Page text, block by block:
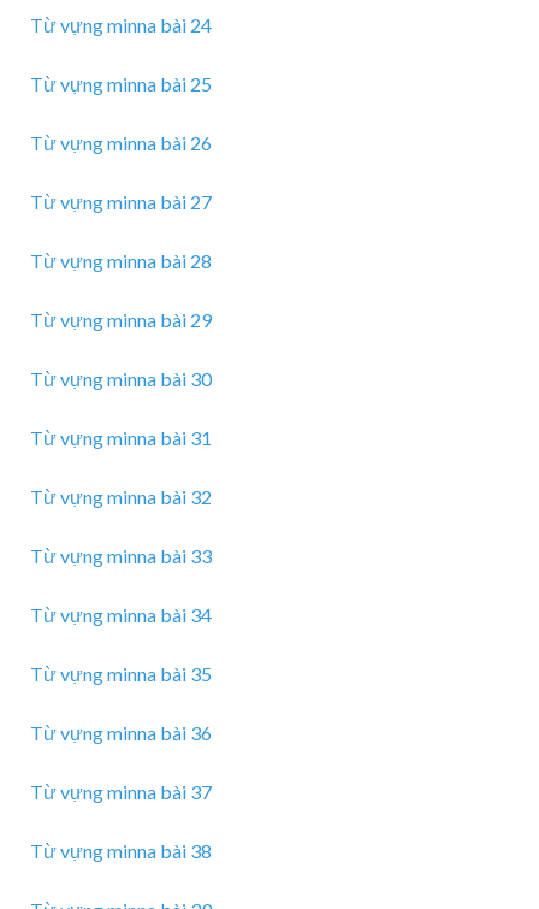
Từ vựng minna bài 24
Từ vựng minna bài 25
Từ vựng minna bài 26
Từ vựng minna bài 27
Từ vựng minna bài 28
Từ vựng minna bài 29
Từ vựng minna bài 30
Từ vựng minna bài 31
Từ vựng minna bài 32
Từ vựng minna bài 33
Từ vựng minna bài 34
Từ vựng minna bài 35
Từ vựng minna bài 36
Từ vựng minna bài 37
Từ vựng minna bài 38